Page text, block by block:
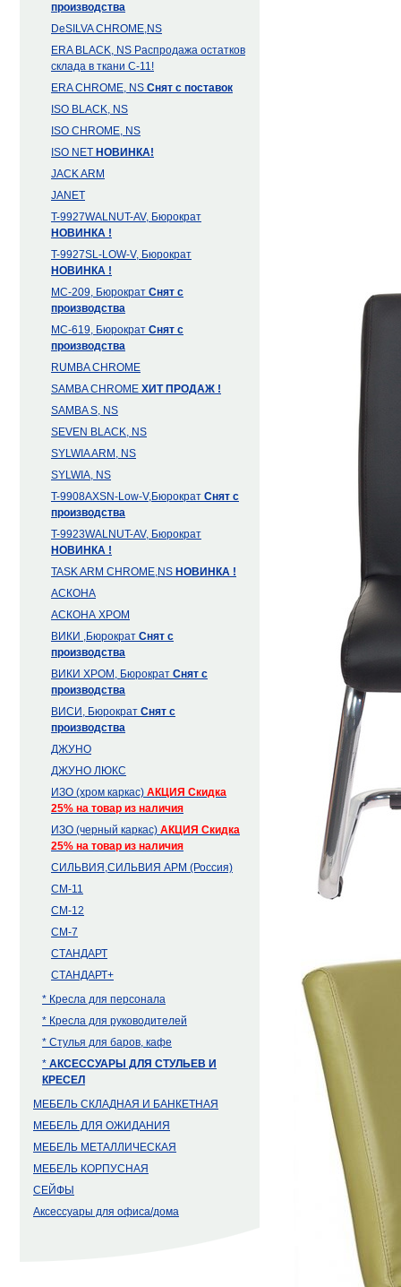
производства
DeSILVA CHROME,NS
ERA BLACK, NS Распродажа остатков
склада в ткани С-11!
ERA CHROME, NS Снят с поставок
ISO BLACK, NS
ISO CHROME, NS
ISO NET НОВИНКА!
JACK ARM
JANET
T-9927WALNUT-AV, Бюрократ
НОВИНКА !
T-9927SL-LOW-V, Бюрократ
НОВИНКА !
MC-209, Бюрократ Снят с
производства
MC-619, Бюрократ Снят с
производства
RUMBA CHROME
SAMBA CHROME ХИТ ПРОДАЖ !
SAMBA S, NS
SEVEN BLACK, NS
SYLWIA ARM, NS
SYLWIA, NS
T-9908AXSN-Low-V,Бюрократ Снят с
производства
T-9923WALNUT-AV, Бюрократ
НОВИНКА !
TASK ARM CHROME,NS НОВИНКА !
АСКОНА
АСКОНА ХРОМ
ВИКИ ,Бюрократ Снят с
производства
ВИКИ ХРОМ, Бюрократ Снят с
производства
ВИСИ, Бюрократ Снят с
производства
ДЖУНО
ДЖУНО ЛЮКС
ИЗО (хром каркас) АКЦИЯ Скидка
25% на товар из наличия
ИЗО (черный каркас) АКЦИЯ Скидка
25% на товар из наличия
СИЛЬВИЯ,СИЛЬВИЯ АРМ (Россия)
СМ-11
СМ-12
СМ-7
СТАНДАРТ
СТАНДАРТ+
* Кресла для персонала
* Кресла для руководителей
* Стулья для баров, кафе
* АКСЕССУАРЫ ДЛЯ СТУЛЬЕВ И
КРЕСЕЛ
МЕБЕЛЬ СКЛАДНАЯ И БАНКЕТНАЯ
МЕБЕЛЬ ДЛЯ ОЖИДАНИЯ
МЕБЕЛЬ МЕТАЛЛИЧЕСКАЯ
МЕБЕЛЬ КОРПУСНАЯ
СЕЙФЫ
Аксессуары для офиса/дома